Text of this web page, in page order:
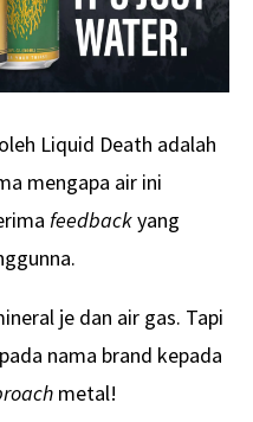
Liquid Death adalah
mengapa air ini
feedbackyang
je dan air gas. Tapi
nama brand kepada
metal!